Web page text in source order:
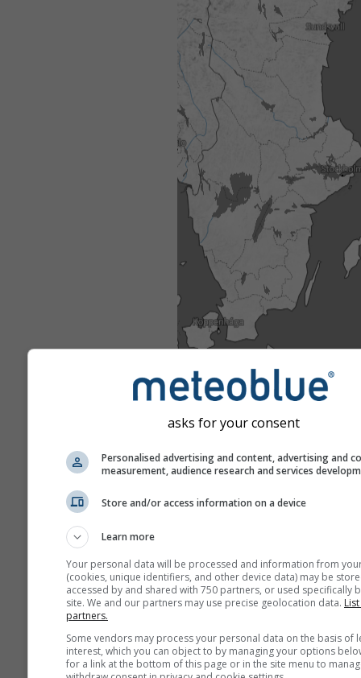
asks for your consent
Personalised advertising and content, advertising and
measurement, audience research and services
Store and/or access information on a device
Learn more
Your personal data will be processed and information from
(cookies, unique identifiers, and other device data) may be
accessed by and shared with 750 partners, or used specifically
site. We and our partners may use precise geolocation data.
partners.
Some vendors may process your personal data on the basis of
interest, which you can object to by managing your options
for a link at the bottom of this page or in the site menu to